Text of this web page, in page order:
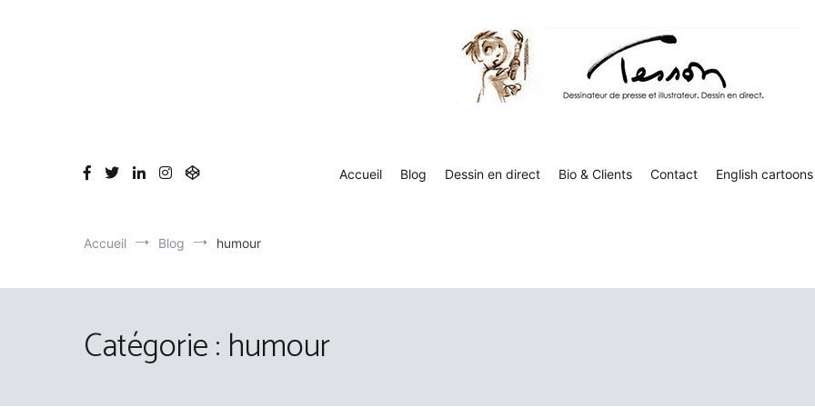
Accueil Blog Dessin en direct Bio & Clients Contact English cartoons
Accueil Blog humour
Catégorie : humour